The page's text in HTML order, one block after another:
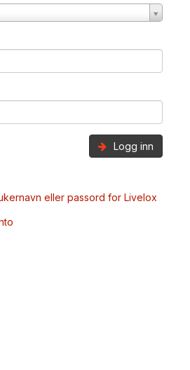
Logg inn
eller passord for Livelox